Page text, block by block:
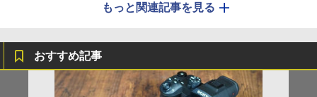
もっと関連記事を見る
おすすめ記事